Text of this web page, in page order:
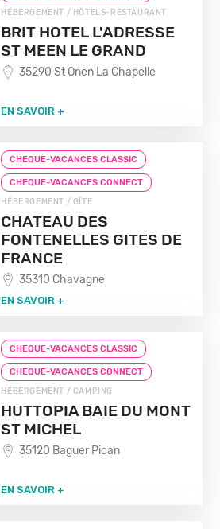
HÉBERGEMENT / HÔTELS-RESTAURANT
BRIT HOTEL L'ADRESSE
ST MEEN LE GRAND
35290 St Onen La Chapelle
EN SAVOIR +
CHEQUE-VACANCES CLASSIC
CHEQUE-VACANCES CONNECT
HÉBERGEMENT / GÎTE
CHATEAU DES
FONTENELLES GITES DE
FRANCE
35310 Chavagne
EN SAVOIR +
CHEQUE-VACANCES CLASSIC
CHEQUE-VACANCES CONNECT
HÉBERGEMENT / CAMPING
HUTTOPIA BAIE DU MONT
ST MICHEL
35120 Baguer Pican
EN SAVOIR +